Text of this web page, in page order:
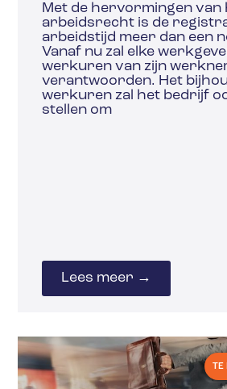
Met de hervormingen van
arbeidsrecht is de
arbeidstijd meer dan een
Vanaf nu zal elke
werkuren van zijn
verantwoorden. Het
werkuren zal het bedrijf
stellen om
Lees meer →
TE